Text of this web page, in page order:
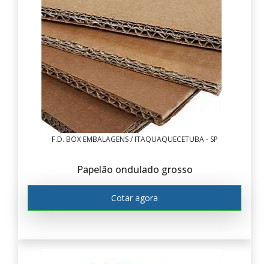
F.D. BOX EMBALAGENS / ITAQUAQUECETUBA - SP
Papelão ondulado grosso
Cotar agora